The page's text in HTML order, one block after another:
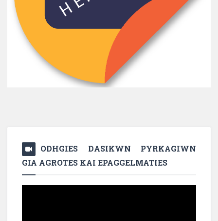
ODHGIES DASIKWN PYRKAGIWN
GIA AGROTES KAI EPAGGELMATIES